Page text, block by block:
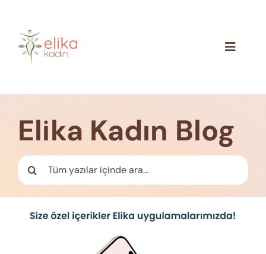
content
Toggle
İletişim
Elika Kadın Blog
Ara: